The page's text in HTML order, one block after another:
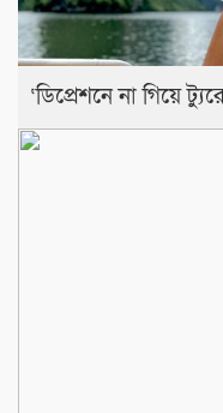
‘ডিপ্রেশনে না গিয়ে